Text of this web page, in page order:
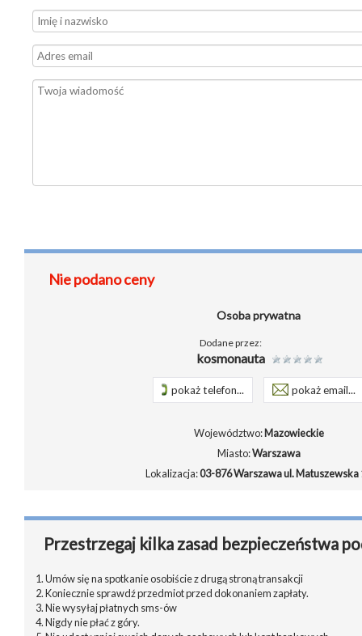
Nie podano ceny
Osoba prywatna
Dodane przez:
kosmonauta
pokaż telefon... pokaż email...
Województwo:Mazowieckie
Miasto:Warszawa
Lokalizacja:03-876 Warszawa ul. Matuszewska
Przestrzegaj kilka zasad bezpieczeństwa
1. Umów się na spotkanie osobiście z drugą stroną transakcji
2. Koniecznie sprawdź przedmiot przed dokonaniem zapłaty.
3. Nie wysyłaj płatnych sms-ów
4. Nigdy nie płać z góry.